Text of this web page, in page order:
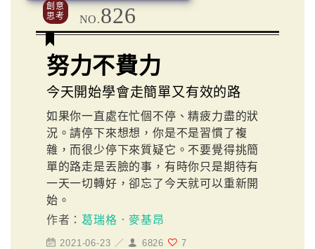
創意
思考
NO.826
努力不費力
今天開始學會走簡單又有效的路
如果你一直處在忙個不停、精疲力盡的狀
況。請停下來想想，你是不是習慣了複
雜，而很少停下來質疑它。不要覺得挑簡
單的路走是丟臉的事，有時你只是期待有
一天一切轉好，卻忘了今天就可以重新開
始。
作者：葛瑞格．麥基昂
2021-06-23 ／ 6826 7